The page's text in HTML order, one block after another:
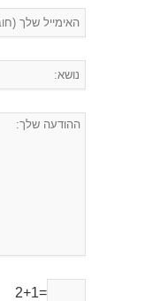
2+1=